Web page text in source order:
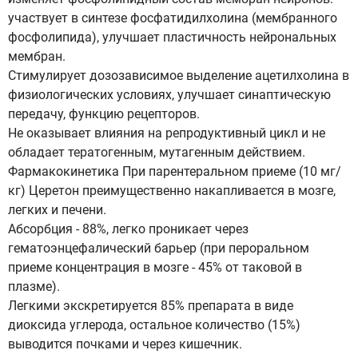
участвует в синтезе фосфатидилхолина (мембранного
фосфолипида), улучшает пластичность нейрональных
мембран.
Стимулирует дозозависимое выделение ацетилхолина в
физиологических условиях, улучшает синаптическую
передачу, функцию рецепторов.
Не оказывает влияния на репродуктивный цикл и не
обладает тератогенным, мутагенным действием.
Фармакокинетика При парентеральном приеме (10 мг/
кг) Церетон преимущественно накапливается в мозге,
легких и печени.
Абсорбция - 88%, легко проникает через
гематоэнцефалический барьер (при пероральном
приеме концентрация в мозге - 45% от таковой в
плазме).
Легкими экскретируется 85% препарата в виде
диоксида углерода, остальное количество (15%)
выводится почками и через кишечник.